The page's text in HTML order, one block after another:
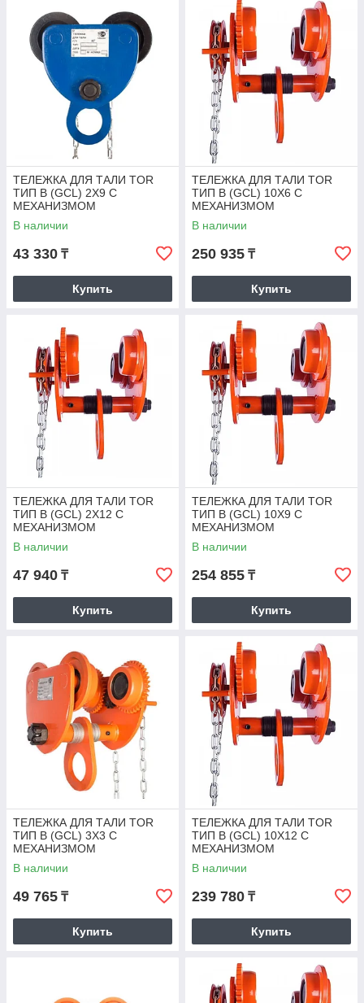
ТЕЛЕЖКА ДЛЯ ТАЛИ TOR
ТИП В (GCL) 2Х9 С
МЕХАНИЗМОМ
ПЕРЕДВИЖЕНИЯ
В наличии
43 330 ₸
Купить
ТЕЛЕЖКА ДЛЯ ТАЛИ TOR
ТИП В (GCL) 10Х6 С
МЕХАНИЗМОМ
ПЕРЕДВИЖЕНИЯ
В наличии
250 935 ₸
Купить
ТЕЛЕЖКА ДЛЯ ТАЛИ TOR
ТИП В (GCL) 2Х12 С
МЕХАНИЗМОМ
ПЕРЕДВИЖЕНИЯ
В наличии
47 940 ₸
Купить
ТЕЛЕЖКА ДЛЯ ТАЛИ TOR
ТИП В (GCL) 10Х9 С
МЕХАНИЗМОМ
ПЕРЕДВИЖЕНИЯ
В наличии
254 855 ₸
Купить
ТЕЛЕЖКА ДЛЯ ТАЛИ TOR
ТИП В (GCL) 3Х3 С
МЕХАНИЗМОМ
ПЕРЕДВИЖЕНИЯ
В наличии
49 765 ₸
Купить
ТЕЛЕЖКА ДЛЯ ТАЛИ TOR
ТИП В (GCL) 10Х12 С
МЕХАНИЗМОМ
ПЕРЕДВИЖЕНИЯ
В наличии
239 780 ₸
Купить